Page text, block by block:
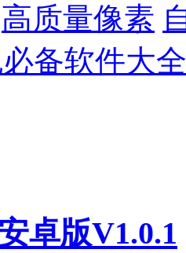
高质量像素
备软件大全
卓版V1.0.1